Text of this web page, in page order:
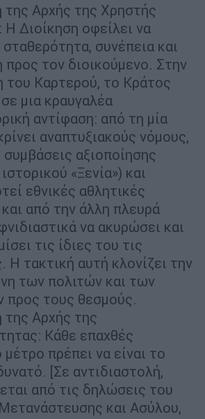
της Αρχής της Χρηστής
Η Διοίκηση οφείλει να
σταθερότητα, συνέπεια και
προς τον διοικούμενο. Στην
του Καρτερού, το Κράτος
μια κραυγαλέα
αντίφαση: από τη μία
αναπτυξιακούς νόμους,
αξιοποίησης
«Ξενία») και
εθνικές αθλητικές
από την άλλη πλευρά
να ακυρώσει και
τις ίδιες του τις
Η τακτική αυτή κλονίζει την
των πολιτών και των
προς τους θεσμούς.
της Αρχής της
Κάθε επαχθές
μέτρο πρέπει να είναι το
[Σε αντιδιαστολή,
από τις δηλώσεις του
και Ασύλου,